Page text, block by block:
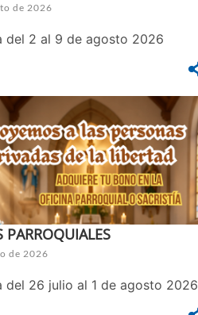
de 2026
del 2 al 9 de agosto 2026
PARROQUIALES
de 2026
del 26 julio al 1 de agosto 2026